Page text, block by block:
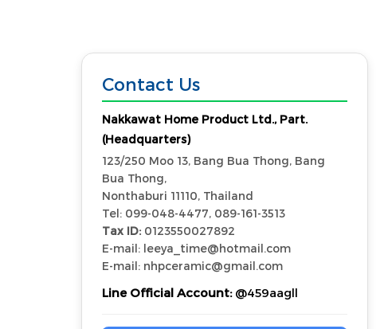
Contact Us
Nakkawat Home Product Ltd., Part.
(Headquarters)
123/250 Moo 13, Bang Bua Thong, Bang
Bua Thong,
Nonthaburi 11110, Thailand
Tel: 099-048-4477, 089-161-3513
Tax ID: 0123550027892
E-mail: leeya_time@hotmail.com
E-mail: nhpceramic@gmail.com
Line Official Account:@459aagll